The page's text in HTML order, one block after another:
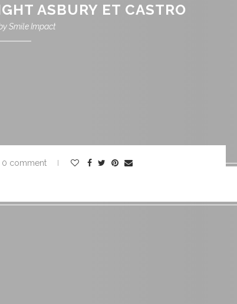
ASBURY ET CASTRO
Smile Impact
0 comment